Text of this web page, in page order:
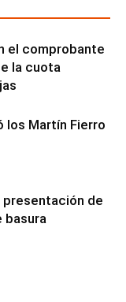
el comprobante
la cuota
los Martín Fierro
de
basura